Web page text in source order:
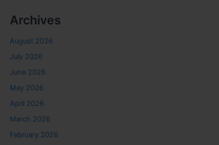
Archives
August 2026
July 2026
June 2026
May 2026
April 2026
March 2026
February 2026